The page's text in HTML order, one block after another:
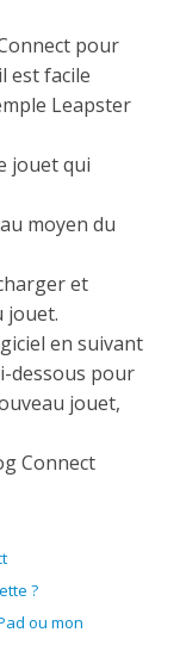
pour
est facile
Leapster
jouet qui
moyen du
et
jouet.
en suivant
dessous pour
jouet,
Connect
?
ou mon